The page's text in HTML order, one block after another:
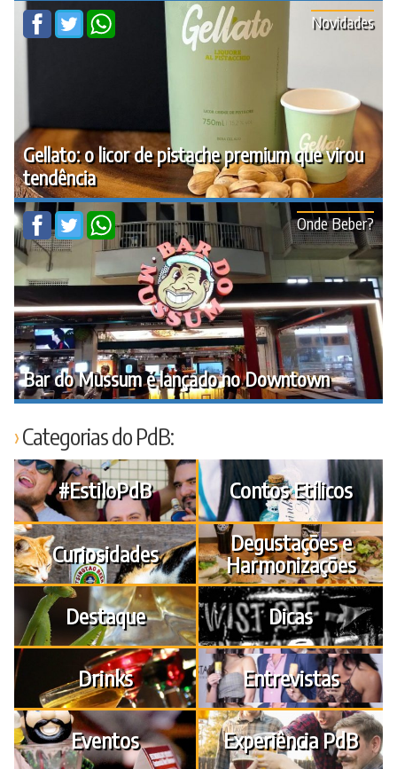
Gellato: o licor de pistache premium que virou
tendência
Novidades
Bar do Mussum é lançado no Downtown
Onde Beber?
Categorias do PdB:
#EstiloPdB Contos Etílicos
Curiosidades
Degustações e
Harmonizações
Destaque
Dicas
Drinks Entrevistas
Eventos Experiência PdB